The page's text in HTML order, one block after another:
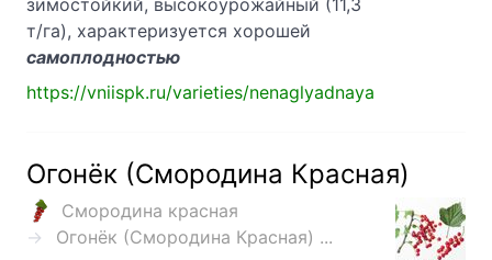
зимостойкий, высокоурожайный (11,3
т/га), характеризуется хорошей
самоплодностью
https://vniispk.ru/varieties/nenaglyadnaya
Огонёк (Смородина Красная)
Смородина красная
Огонёк (Смородина Красная) ...